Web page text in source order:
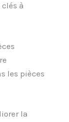
à
les pièces
la